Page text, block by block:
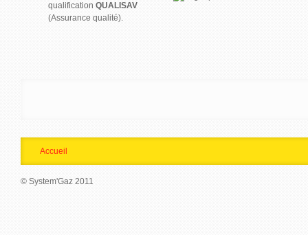
qualification QUALISAV
(Assurance qualité).
Accueil
© System'Gaz 2011